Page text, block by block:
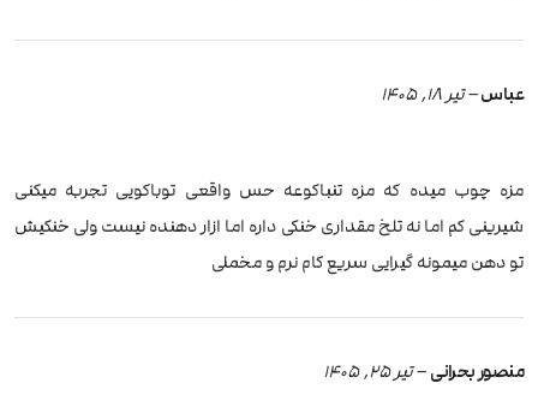
عباس– تیر 18, 1405
مزه چوب میده که مزه تنباکوعه حس واقعی توباکویی تجربه میکنی
شیرینی کم اما نه تلخ مقداری خنکی داره اما ازار دهنده نیست ولی خنکیش
تو دهن میمونه گیرایی سریع کام نرم و مخملی
منصور بحرانی–تیر 25, 1405